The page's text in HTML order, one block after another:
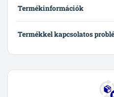
Termékinformációk
Termékkel kapcsolatos